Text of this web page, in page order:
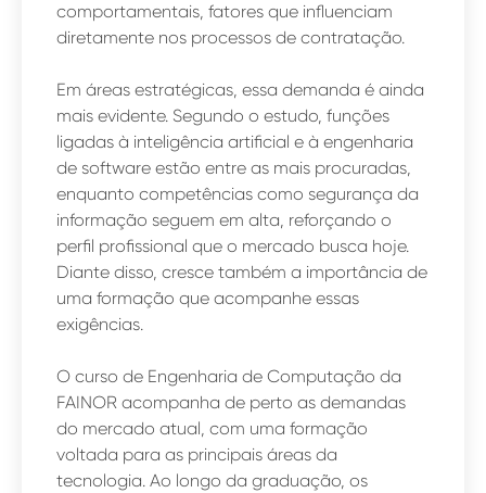
comportamentais, fatores que influenciam
diretamente nos processos de contratação.
Em áreas estratégicas, essa demanda é ainda
mais evidente. Segundo o estudo, funções
ligadas à inteligência artificial e à engenharia
de software estão entre as mais procuradas,
enquanto competências como segurança da
informação seguem em alta, reforçando o
perfil profissional que o mercado busca hoje.
Diante disso, cresce também a importância de
uma formação que acompanhe essas
exigências.
O curso de Engenharia de Computação da
FAINOR acompanha de perto as demandas
do mercado atual, com uma formação
voltada para as principais áreas da
tecnologia. Ao longo da graduação, os